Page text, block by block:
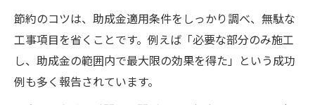
節約のコツは、助成金適用条件をしっかり調べ、無駄な
工事項目を省くことです。例えば「必要な部分のみ施工
し、助成金の範囲内で最大限の効果を得た」という成功
例も多く報告されています。